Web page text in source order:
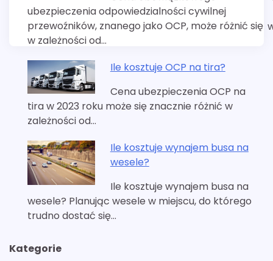
ubezpieczenia odpowiedzialności cywilnej
przewoźników, znanego jako OCP, może różnić się
w zależności od…
Ile kosztuje OCP na tira?
Cena ubezpieczenia OCP na
tira w 2023 roku może się znacznie różnić w
zależności od…
Ile kosztuje wynajem busa na
wesele?
Ile kosztuje wynajem busa na
wesele? Planując wesele w miejscu, do którego
trudno dostać się…
Kategorie